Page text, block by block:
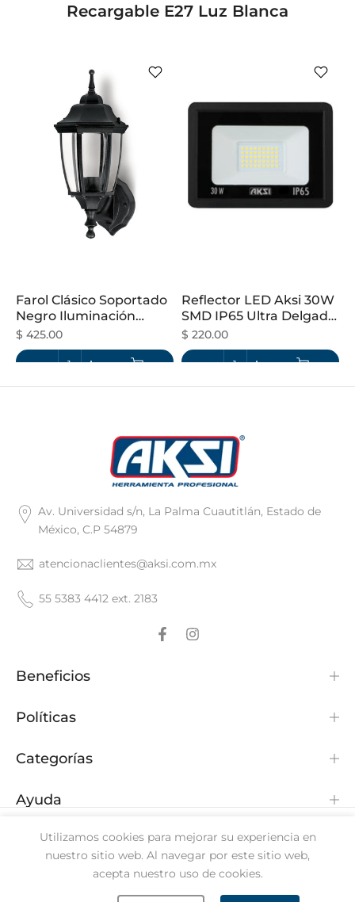
Recargable E27 Luz Blanca
Farol Clásico Soportado
Negro Iluminación
Exterior
$ 425.00
Reflector LED Aksi 30W
SMD IP65 Ultra Delgado
Luz Cálida
$ 220.00
Av. Universidad s/n, La Palma Cuautitlán, Estado de
México, C.P 54879
atencionaclientes@aksi.com.mx
55 5383 4412 ext. 2183
Beneficios
Políticas
Categorías
Ayuda
Tecnología deShopify
Utilizamos cookies para mejorar su experiencia en
nuestro sitio web. Al navegar por este sitio web,
acepta nuestro uso de cookies.